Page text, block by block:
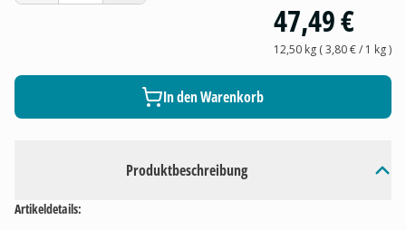
Produktbeschreibung
Artikeldetails:
47,49 €
12,50 kg(3,80 €/ 1 kg)
In den Warenkorb